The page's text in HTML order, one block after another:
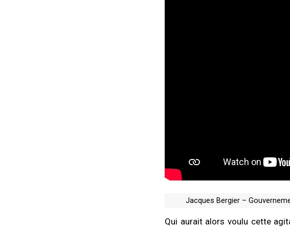
Jacques Bergier –
Qui aurait alors voulu cette